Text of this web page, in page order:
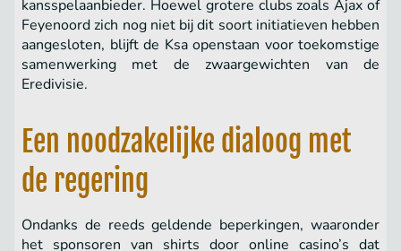
kansspelaanbieder. Hoewel grotere clubs zoals Ajax of
Feyenoord zich nog niet bij dit soort initiatieven hebben
aangesloten, blijft de Ksa openstaan voor toekomstige
samenwerking met de zwaargewichten van de
Eredivisie.
Een noodzakelijke dialoog met
de regering
Ondanks de reeds geldende beperkingen, waaronder
het sponsoren van shirts door online casino’s dat